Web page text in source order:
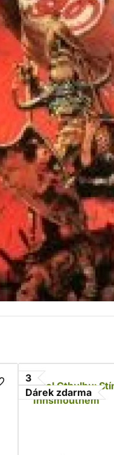
3
Dárek zdarma
Zvol Cthulhu:
Innsmouthem